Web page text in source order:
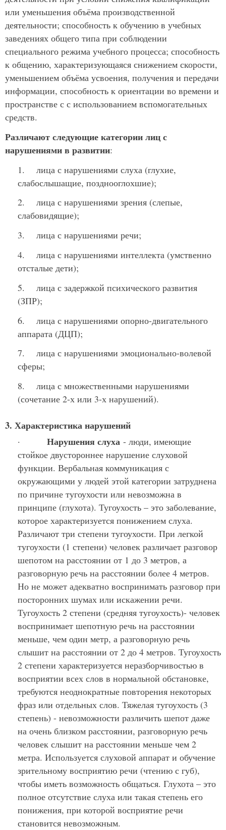
или уменьшения объёма производственной
деятельности; способность к обучению в учебных
заведениях общего типа при соблюдении
специального режима учебного процесса; способность
к общению, характеризующаяся снижением скорости,
уменьшением объёма усвоения, получения и передачи
информации, способность к ориентации во времени и
пространстве с с использованием вспомогательных
средств.
Различают следующие категории лиц с
нарушениями в развитии:
1. лица с нарушениями слуха (глухие,
слабослышащие, позднооглохшие);
2. лица с нарушениями зрения (слепые,
слабовидящие);
3. лица с нарушениями речи;
4. лица с нарушениями интеллекта (умственно
отсталые дети);
5. лица с задержкой психического развития
(ЗПР);
6. лица с нарушениями опорно-двигательного
аппарата (ДЦП);
7. лица с нарушениями эмоционально-волевой
сферы;
8. лица с множественными нарушениями
(сочетание 2-х или 3-х нарушений).
3. Характеристика нарушений
· Нарушения слуха - люди, имеющие
стойкое двустороннее нарушение слуховой
функции. Вербальная коммуникация с
окружающими у людей этой категории затруднена
по причине тугоухости или невозможна в
принципе (глухота). Тугоухость – это заболевание,
которое характеризуется понижением слуха.
Различают три степени тугоухости. При легкой
тугоухости (1 степени) человек различает разговор
шепотом на расстоянии от 1 до 3 метров, а
разговорную речь на расстоянии более 4 метров.
Но не может адекватно воспринимать разговор при
посторонних шумах или искажении речи.
Тугоухость 2 степени (средняя тугоухость)- человек
воспринимает шепотную речь на расстоянии
меньше, чем один метр, а разговорную речь
слышит на расстоянии от 2 до 4 метров. Тугоухость
2 степени характеризуется неразборчивостью в
восприятии всех слов в нормальной обстановке,
требуются неоднократные повторения некоторых
фраз или отдельных слов. Тяжелая тугоухость (3
степень) - невозможности различить шепот даже
на очень близком расстоянии, разговорную речь
человек слышит на расстоянии меньше чем 2
метра. Используется слуховой аппарат и обучение
зрительному восприятию речи (чтению с губ),
чтобы иметь возможность общаться. Глухота – это
полное отсутствие слуха или такая степень его
понижения, при которой восприятие речи
становится невозможным.